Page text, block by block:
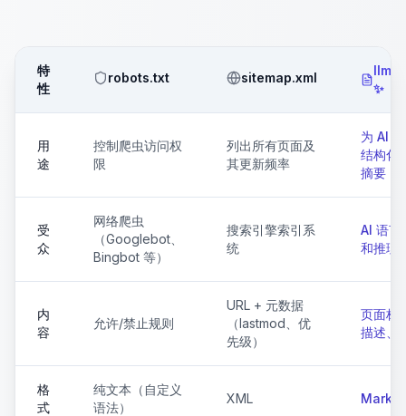
特
性
robots.txt sitemap.xml
✨
用
途
控制爬虫访问权
限
列出所有页面及
其更新频率
为 AI
结构化
摘要
受
众
网络爬虫
（Googlebot、
Bingbot 等）
搜索引擎索引系
统
AI 语言
和推理
内
容
允许/禁止规则
URL + 元数据
（lastmod、优
先级）
页面标
描述、
格
式
纯文本（自定义
语法）
XML